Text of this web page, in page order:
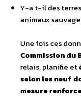
Y-a t-il des
animaux
Une fois ces
Commission du
relais, planifie et
selon les neuf
mesure